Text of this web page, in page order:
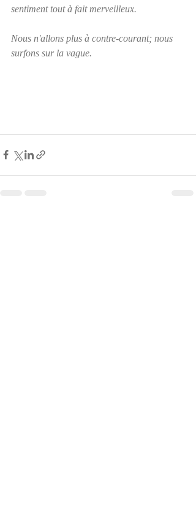
sentiment tout à fait merveilleux.
Nous n'allons plus à contre-courant; nous
surfons sur la vague.